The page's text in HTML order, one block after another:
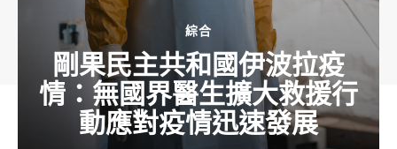
綜合
剛果民主共和國伊波拉疫
情：無國界醫生擴大救援行
動應對疫情迅速發展